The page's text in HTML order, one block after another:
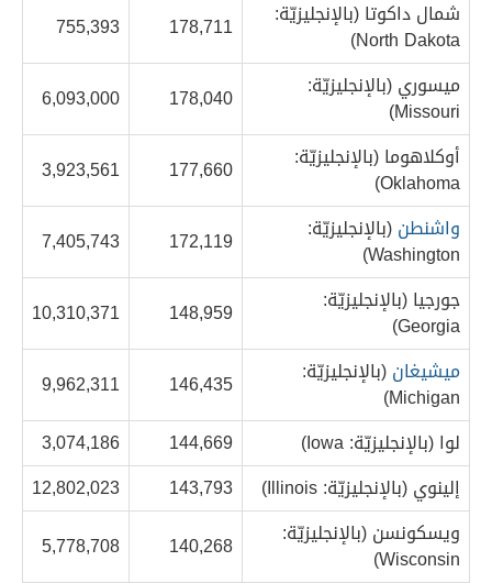
شمال داكوتا (بالإنجليزيّة:
North Dakota)
178,711
755,393
ميسوري (بالإنجليزيّة:
Missouri)
178,040
6,093,000
أوكلاهوما (بالإنجليزيّة:
Oklahoma)
177,660
3,923,561
واشنطن(بالإنجليزيّة:
Washington)
172,119
7,405,743
جورجيا (بالإنجليزيّة:
Georgia)
148,959
10,310,371
ميشيغان(بالإنجليزيّة:
Michigan)
146,435
9,962,311
لوا (بالإنجليزيّة: Iowa)
144,669
3,074,186
إلينوي (بالإنجليزيّة: Illinois)
143,793
12,802,023
ويسكونسن (بالإنجليزيّة:
Wisconsin)
140,268
5,778,708